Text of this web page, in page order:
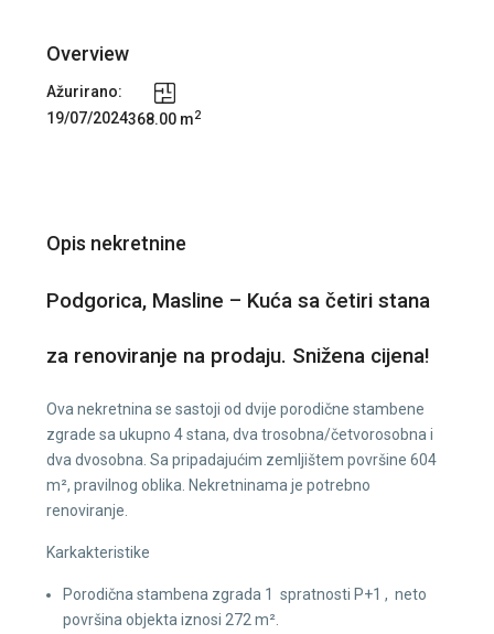
Overview
Ažurirano:
19/07/2024368.00 m2
Opis nekretnine
Podgorica, Masline – Kuća sa četiri stana
za renoviranje na prodaju. Snižena cijena!
Ova nekretnina se sastoji od dvije porodične stambene
zgrade sa ukupno 4 stana, dva trosobna/četvorosobna i
dva dvosobna. Sa pripadajućim zemljištem površine 604
m², pravilnog oblika. Nekretninama je potrebno
renoviranje.
Karkakteristike
Porodična stambena zgrada 1 spratnosti P+1 , neto
površina objekta iznosi 272 m².